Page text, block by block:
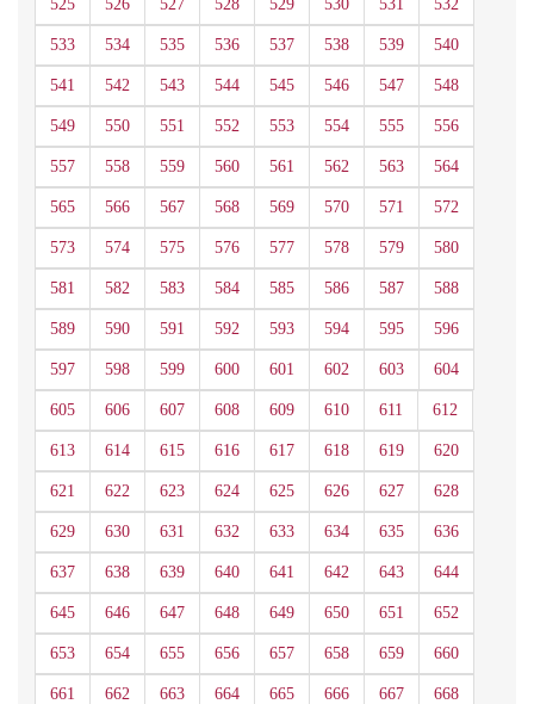
525 526 527 528 529 530 531 532
533 534 535 536 537 538 539 540
541 542 543 544 545 546 547 548
549 550 551 552 553 554 555 556
557 558 559 560 561 562 563 564
565 566 567 568 569 570 571 572
573 574 575 576 577 578 579 580
581 582 583 584 585 586 587 588
589 590 591 592 593 594 595 596
597 598 599 600 601 602 603 604
605 606 607 608 609 610 611 612
613 614 615 616 617 618 619 620
621 622 623 624 625 626 627 628
629 630 631 632 633 634 635 636
637 638 639 640 641 642 643 644
645 646 647 648 649 650 651 652
653 654 655 656 657 658 659 660
661 662 663 664 665 666 667 668